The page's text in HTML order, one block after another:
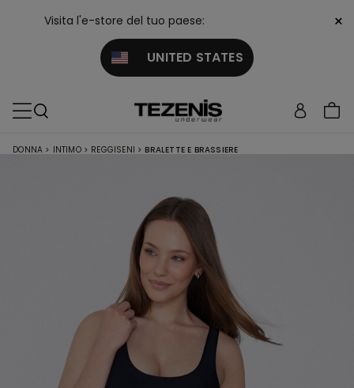
Visita l'e-store del tuo paese:
UNITED STATES
×
DONNA > INTIMO > REGGISENI > BRALETTE E BRASSIERE